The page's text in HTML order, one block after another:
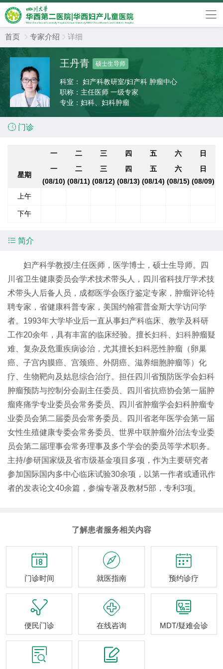
首页  专家介绍  详细
王丹青 硕士生导师
科室：
妇产科教研室/妇产科 肿瘤中心
职称： 主任医师 一级专家
专业： 妇科、妇科肿瘤
 门诊
一 二 三 四 五 六 日
星期
一
(08/10)
二
(08/11)
三
(08/12)
四
(08/13)
五
(08/14)
六
(08/15)
日
(08/09)
上午
下午
 简介
妇产科学教授/主任医师，医学博士，硕士生导师。四
川省卫生健康委员会学术技术带头人，四川省科技厅学术技
术带头人后备人员，成都医学会医疗鉴定专家，肿瘤评论特
聘专家，省健康科普专家，美国约翰霍普金斯大学访问学
者。1993年大学毕业后一直从事妇产科临床、教学及科研
工作20余年，具有丰富的临床经验。擅长妇科 妇科肿瘤疑
难、复杂及危重疾病诊治，尤其擅长妇科恶性肿瘤（卵巢
癌、子宫内膜癌、宫颈癌、外阴癌、滋养细胞肿瘤等）化
疗、生物靶向及姑息综合治疗。担任四川省预防医学会妇科
肿瘤预防与控制分会副主任委员、四川省抗癌协会第一届肿
瘤疼痛学专业委员会常务委员、四川省肿瘤学会妇科肿瘤专
业委员会第二届委员会常务委员、四川省老年医学会第一届
女性生殖健康专委会常务委员、世界中联肿瘤外治法专业委
员会第二届理事会常务理事及多个学会的委员等学术职务。
主持/参研国家级及省市级基金项目多项，作为主要研究者
参加国际国内多中心临床试验30余项，以第一作者或通讯作
者的发表论文40余篇，参编专著及教材5部，专利3项。
了解患者服务相关内容

门诊时间

就医指南

预约诊疗

便民门诊

在线咨询

MDT/疑难会诊
 